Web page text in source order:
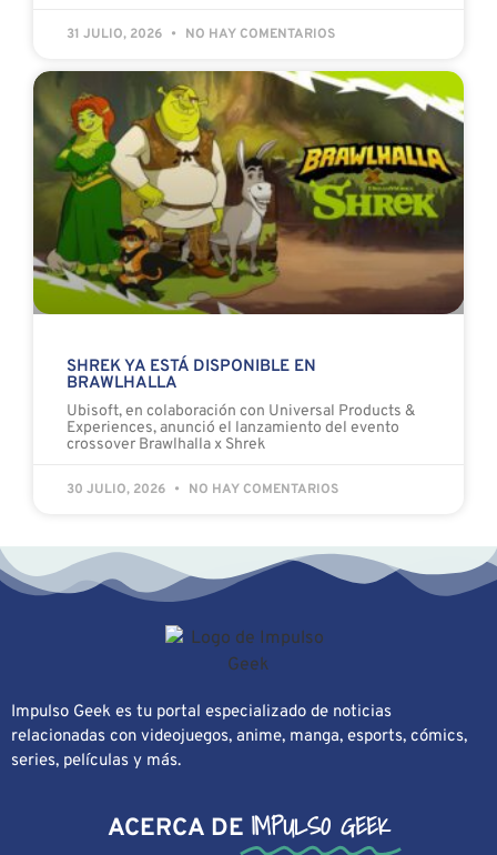
31 JULIO, 2026 NO HAY COMENTARIOS
SHREK YA ESTÁ DISPONIBLE EN
BRAWLHALLA
Ubisoft, en colaboración con Universal Products &
Experiences, anunció el lanzamiento del evento
crossover Brawlhalla x Shrek
30 JULIO, 2026 NO HAY COMENTARIOS
Impulso Geek es tu portal especializado de noticias
relacionadas con videojuegos, anime, manga, esports, cómics,
series, películas y más.
ACERCA DE IMPULSO GEEK